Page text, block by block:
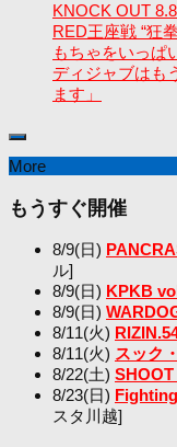
KNOCK OUT
RED王座戦 “狂
もちゃをいっぱ
ディジャブはも
ます」
More
もうすぐ開催
8/9(日)
ル]
8/9(日) KPKB
8/9(日)
8/11(火)
8/11(火) スック
8/22(土)
8/23(日)
スタ川越]